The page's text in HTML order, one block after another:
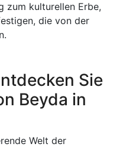
zum kulturellen Erbe,
die von der
Sie
Beyda in
Welt der